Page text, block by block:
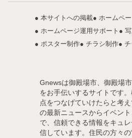
● 本サイトへの掲載● ホームペ
● ホームページ運用サポート ●
● ポスター制作● チラシ制作● チ
Gnewsは御殿場市、御殿場
をお手伝いするサイトです
点をつなげていけたらと考
の最新ニュースからイベン
で、信頼できる情報をキュ
信しています。住民の方々の